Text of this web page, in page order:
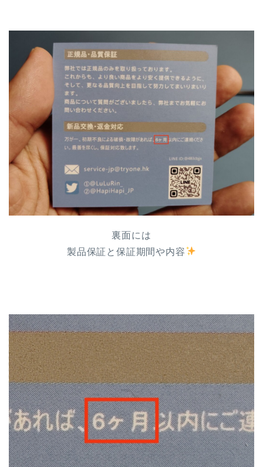
裏面には
製品保証と保証期間や内容